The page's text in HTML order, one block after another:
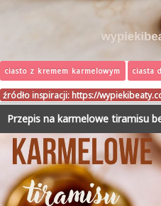
ciasto z kremem karmelowym ciasta
źródło inspiracji: https://
Przepis na karmelowe tiramisu